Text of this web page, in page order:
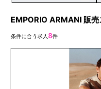
EMPORIO ARMANI 販
条件に合う求人8件